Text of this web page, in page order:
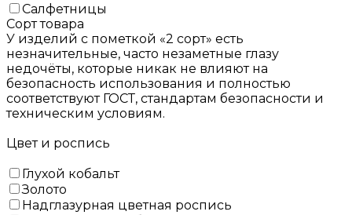
Салфетницы
Сорт товара
У изделий с пометкой «2 сорт» есть
незначительные, часто незаметные глазу
недочёты, которые никак не влияют на
безопасность использования и полностью
соответствуют ГОСТ, стандартам безопасности и
техническим условиям.
Цвет и роспись
Глухой кобальт
Золото
Надглазурная цветная роспись